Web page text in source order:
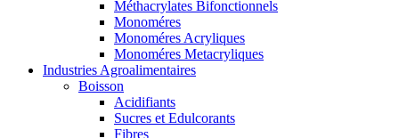
Méthacrylates Bifonctionnels
Monoméres
Monoméres Acryliques
Monoméres Metacryliques
Industries Agroalimentaires
Boisson
Acidifiants
Sucres et Edulcorants
Fibres